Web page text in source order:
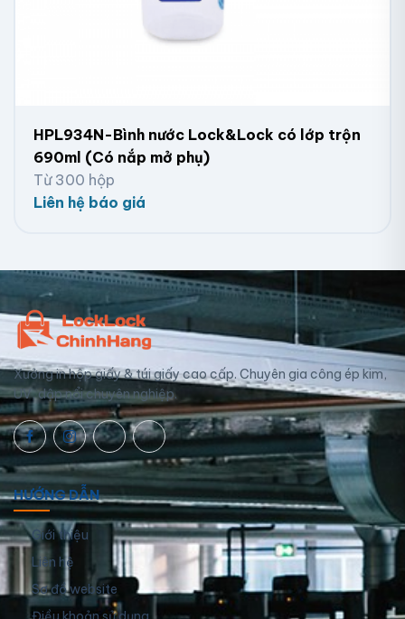
HPL934N-Bình nước Lock&Lock có lớp trộn
690ml (Có nắp mở phụ)
Từ 300 hộp
Liên hệ báo giá
Xưởng in hộp giấy & túi giấy cao cấp. Chuyên gia công ép kim,
UV, dập nổi chuyên nghiệp.
HƯỚNG DẪN
Giới thiệu
Liên hệ
Sơ đồ website